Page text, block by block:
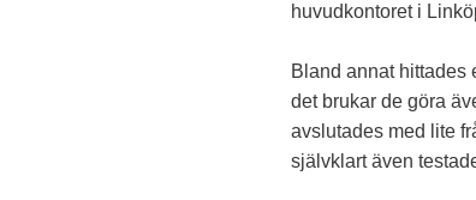
huvudkontoret i
Bland annat hittades
det brukar de göra
avslutades med lite
självklart även